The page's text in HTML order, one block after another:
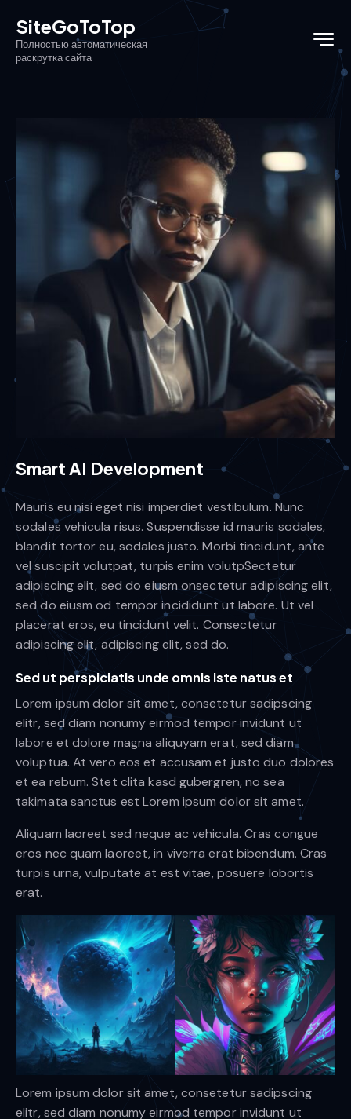
SiteGoToTop
Полностью автоматическая
раскрутка сайта
Smart AI Development
Mauris eu nisi eget nisi imperdiet vestibulum. Nunc
sodales vehicula risus. Suspendisse id mauris sodales,
blandit tortor eu, sodales justo. Morbi tincidunt, ante
vel suscipit volutpat, turpis enim volutpSectetur
adipiscing elit, sed do eiusm onsectetur adipiscing elit,
sed do eiusm od tempor incididunt ut labore. Ut vel
placerat eros, eu tincidunt velit. Consectetur
adipiscing elit, adipiscing elit, sed do.
Sed ut perspiciatis unde omnis iste natus et
Lorem ipsum dolor sit amet, consetetur sadipscing
elitr, sed diam nonumy eirmod tempor invidunt ut
labore et dolore magna aliquyam erat, sed diam
voluptua. At vero eos et accusam et justo duo dolores
et ea rebum. Stet clita kasd gubergren, no sea
takimata sanctus est Lorem ipsum dolor sit amet.
Aliquam laoreet sed neque ac vehicula. Cras congue
eros nec quam laoreet, in viverra erat bibendum. Cras
turpis urna, vulputate at est vitae, posuere lobortis
erat.
Lorem ipsum dolor sit amet, consetetur sadipscing
elitr, sed diam nonumy eirmod tempor invidunt ut